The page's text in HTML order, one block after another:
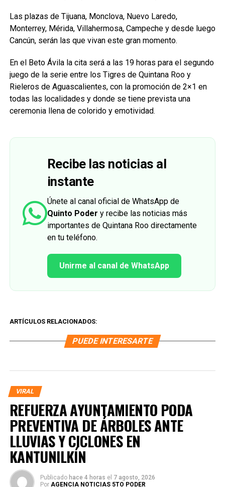
Las plazas de Tijuana, Monclova, Nuevo Laredo,
Monterrey, Mérida, Villahermosa, Campeche y desde luego
Cancún, serán las que vivan este gran momento.
En el Beto Ávila la cita será a las 19 horas para el segundo
juego de la serie entre los Tigres de Quintana Roo y
Rieleros de Aguascalientes, con la promoción de 2×1 en
todas las localidades y donde se tiene prevista una
ceremonia llena de colorido y emotividad.
Recibe las noticias al
instante
Únete al canal oficial de WhatsApp de
Quinto Poder y recibe las noticias más
importantes de Quintana Roo directamente
en tu teléfono.
Unirme al canal de WhatsApp
ARTÍCULOS RELACIONADOS:
PUEDE INTERESARTE
VIRAL
REFUERZA AYUNTAMIENTO PODA
PREVENTIVA DE ÁRBOLES ANTE
LLUVIAS Y CICLONES EN
KANTUNILKÍN
Publicado hace 4 horas el 7 agosto, 2026
Por AGENCIA NOTICIAS 5TO PODER